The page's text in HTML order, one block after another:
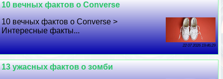
10 вечных фактов о Converse
10 вечных фактов о Converse >
Интересные факты...
22 07 2026 19:46:29
13 ужасных фактов о зомби